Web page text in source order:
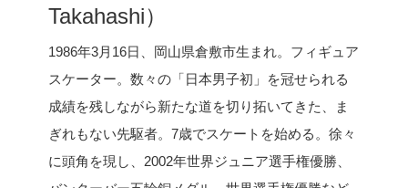
Takahashi）
1986年3月16日、岡山県倉敷市生まれ。フィギュア
スケーター。数々の「日本男子初」を冠せられる
成績を残しながら新たな道を切り拓いてきた、ま
ぎれもない先駆者。7歳でスケートを始める。徐々
に頭角を現し、2002年世界ジュニア選手権優勝、